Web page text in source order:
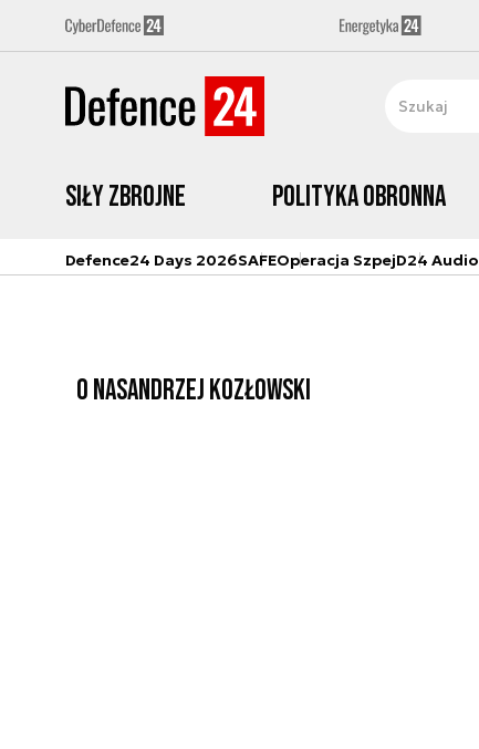
Siły zbrojne Polityka obronna
Defence24 Days 2026SAFEOperacja SzpejD24 Audio
O NASANDRZEJ KOZŁOWSKI